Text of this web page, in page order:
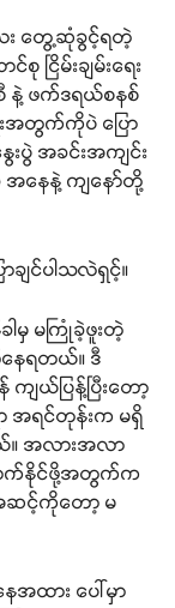
း တွေ့ဆုံခွင့်ရတဲ့
ငြိမ်းချမ်းရေး
နဲ့ ဖက်ဒရယ်စနစ်
အတွက်ကိုပဲ ပြော
းပွဲ အခင်းအကျင်း
အနေနဲ့ ကျနော်တို့
ချင်ပါသလဲရှင့်။
ါမှ မကြုံခဲ့ဖူးတဲ့
ေရတယ်။ ဒီ
ယ်ပြန့်ပြီးတော့
အရင်တုန်းက မရှိ
။ အလားအလာ
ာက်နိုင်ဖို့အတွက်က
ဆင့်ကိုတော့ မ
ထား ပေါ်မှာ